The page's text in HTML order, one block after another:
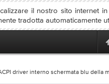
il nostro sito internet
tradotta automaticamente
driver interno schermata blu della